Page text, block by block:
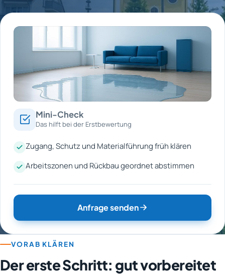
Mini-Check
Das hilft bei der Erstbewertung
Zugang, Schutz und Materialführung früh klären
Arbeitszonen und Rückbau geordnet abstimmen
Anfrage senden
VORAB KLÄREN
Der erste Schritt: gut vorbereitet